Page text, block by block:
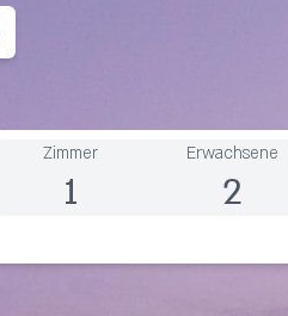
Zimmer
1
Erwachsene
2